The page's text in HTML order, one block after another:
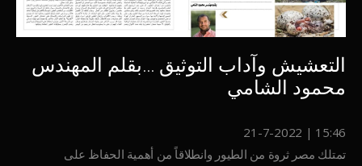
التعشيش وآداب التوثيق …بقلم المهندس
محمود الشامي
21-7-2022 | 15:46
تمتلك مصر ثروة من الطيور وانطلاقاً من أهمية الحفاظ على